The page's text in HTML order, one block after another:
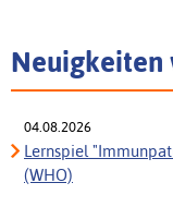
04.08.2026
Lernspiel
(WHO)